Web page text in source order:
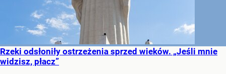
Rzeki odsłoniły ostrzeżenia sprzed wieków. „Jeśli mnie
widzisz, płacz”